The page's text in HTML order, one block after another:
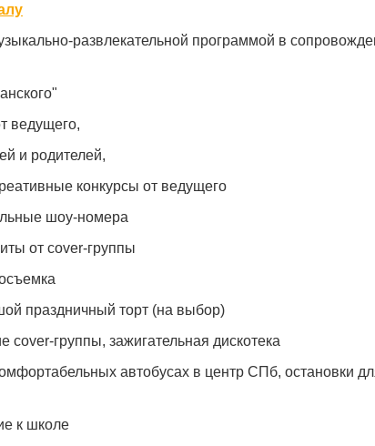
развлекательной программой в
ведущего,
и родителей,
конкурсы от ведущего
шоу-номера
от cover-группы
праздничный торт (на выбор)
cover-группы, зажигательная дискотека
автобусах в центр СПб, остановки
к школе